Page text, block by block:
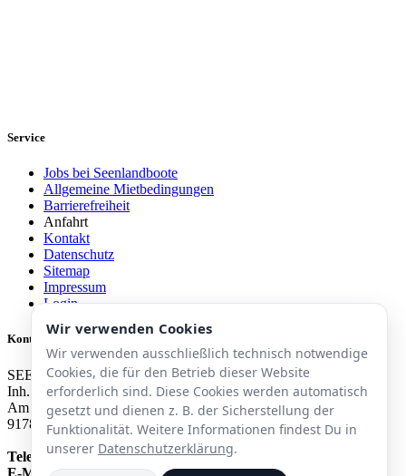
Wir verwenden Cookies
Wir verwenden ausschließlich technisch notwendige
Cookies, die für den Betrieb dieser Website
erforderlich sind. Diese Cookies werden automatisch
gesetzt und dienen z. B. der Sicherstellung der
Funktionalität. Weitere Informationen findest Du in
unserer Datenschutzerklärung.
Service
Jobs bei Seenlandboote
Allgemeine Mietbedingungen
Barrierefreiheit
Anfahrt
Kontakt
Datenschutz
Sitemap
Impressum
Login
Kontakt
SEENLAND-BOOTE.de
Inh. Erwin Gabler
Am Segelhafen
91785 Ramsberg am See
Telefon:+49 151 67572978
E-Mail:
info@seenland-boote.de